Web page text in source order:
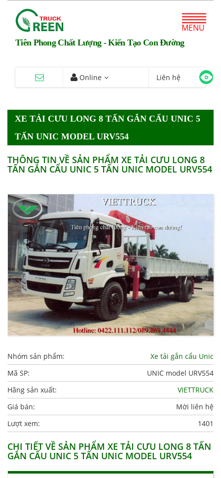
MENU
Tiên Phong Chất Lượng - Kiến Tạo Con Đường
Online Liên hệ
XE TẢI CƯU LONG 8 TẤN GẮN CẨU UNIC 5
TẤN UNIC MODEL URV554
THÔNG TIN VỀ SẢN PHẨM XE TẢI CƯU LONG 8
TẤN GẮN CẨU UNIC 5 TẤN UNIC MODEL URV554
Nhóm sản phẩm:
Xe tải gắn cẩu Unic
Mã SP:
UNIC model URV554
Hãng sản xuất:
VIETTRUCK
Giá bán:
Mời liên hệ
Lượt xem:
1401
CHI TIẾT VỀ SẢN PHẨM XE TẢI CƯU LONG 8 TẤN
GẮN CẨU UNIC 5 TẤN UNIC MODEL URV554